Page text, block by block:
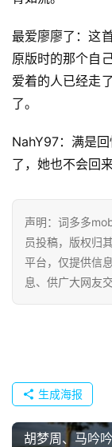
最爱廖廖了：这
原版时的那个自
爱着的人已经走
了。
NahY97：满是
了，她也不会回来
声明：词多多
员投稿，版权归
平台，仅提供信
息、供广大网友
生成海报
胡梦周、马吟